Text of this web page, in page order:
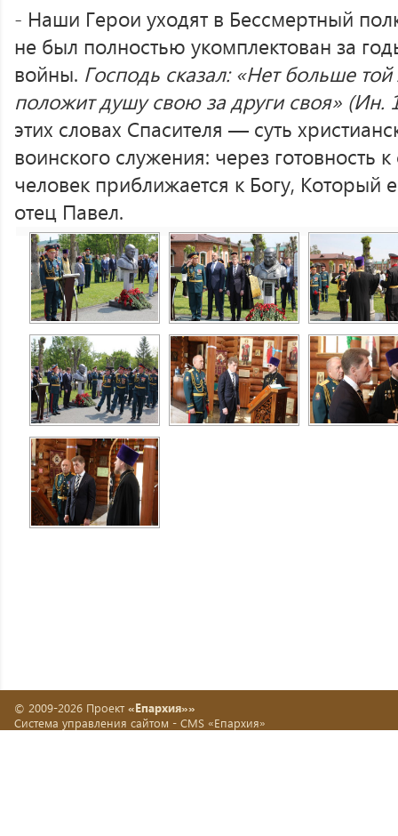
- Наши Герои уходят в Бессмертный
не был полностью укомплектован за
войны. Господь сказал: «Нет больше
положит душу свою за други своя» (Ин.
этих словах Спасителя — суть
воинского служения: через готовность
человек приближается к Богу, Который
отец Павел.
© 2009-2026 Проект «Епархия»»
Система управления сайтом - CMS «Епархия»